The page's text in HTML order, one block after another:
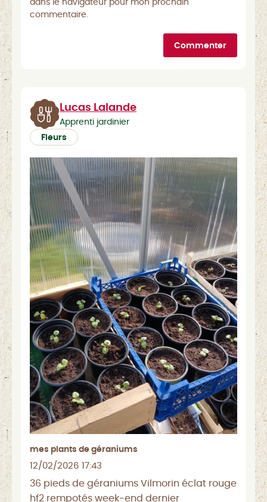
dans le navigateur pour mon prochain
commentaire.
Commenter
Lucas Lalande
Apprenti jardinier
Fleurs
mes plants de géraniums
12/02/2026 17:43
36 pieds de géraniums Vilmorin éclat rouge
hf2 rempotés week-end dernier